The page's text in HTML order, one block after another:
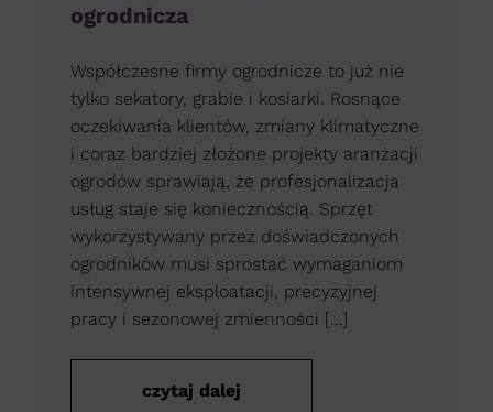
ogrodnicza
Współczesne firmy ogrodnicze to już nie
tylko sekatory, grabie i kosiarki. Rosnące
oczekiwania klientów, zmiany klimatyczne
i coraz bardziej złożone projekty aranżacji
ogrodów sprawiają, że profesjonalizacja
usług staje się koniecznością. Sprzęt
wykorzystywany przez doświadczonych
ogrodników musi sprostać wymaganiom
intensywnej eksploatacji, precyzyjnej
pracy i sezonowej zmienności […]
czytaj dalej